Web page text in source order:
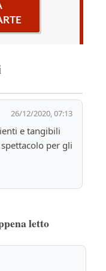
26/12/2020, 07:13
e tangibili
per gli
letto